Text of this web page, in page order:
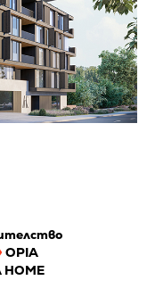
OPIA
HOME